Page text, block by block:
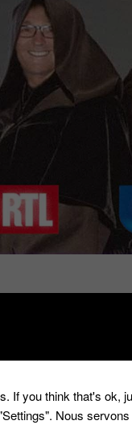
il y a quelques
sur Europe 1 avec
mythique ‘Les
pour son
If you think that's ok,
Nous